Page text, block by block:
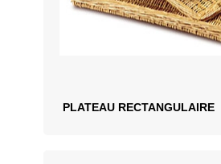
PLATEAU RECTANGULAIRE